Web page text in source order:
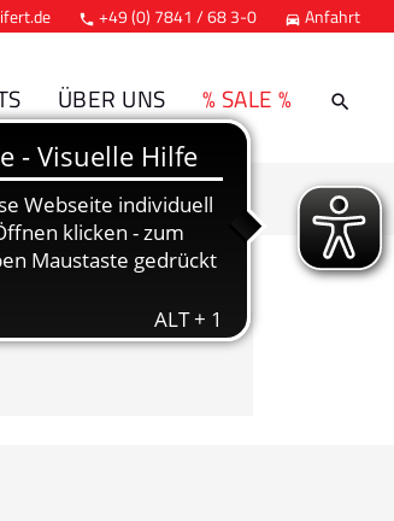
 +49 (0) 7841 / 68 3-0  Anfahrt
ÜBER UNS % SALE %